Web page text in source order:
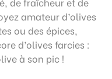
amateur d’olives
ou des épices,
d’olives farcies :
à son pic !